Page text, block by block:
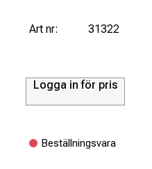
Art nr: 31322
Logga in för pris
Beställningsvara